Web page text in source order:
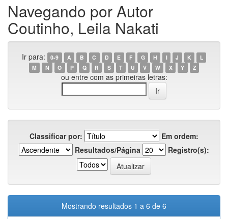
Navegando por Autor
Coutinho, Leila Nakati
Ir para: 0-9 A B C D E F G H I J K
L
M
N O P Q R S T U V W X Y Z
ou entre com as primeiras letras:
Classificar por:
Em ordem:
Resultados/Página
Registro(s):
Mostrando resultados 1 a 6 de 6